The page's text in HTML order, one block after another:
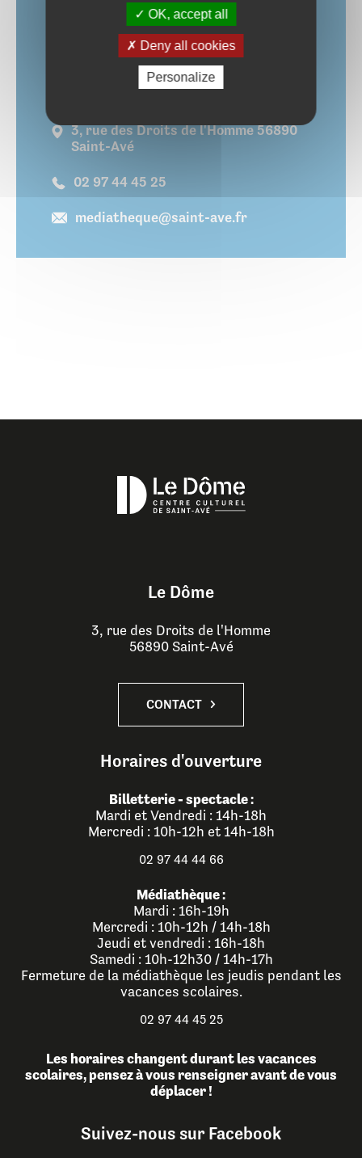
Contact
Le Dôme - Médiathèque
3, rue des Droits de l'Homme 56890
Saint-Avé
02 97 44 45 25
mediatheque@saint-ave.fr
Le Dôme
3, rue des Droits de l'Homme
56890 Saint-Avé
CONTACT
Horaires d'ouverture
Billetterie - spectacle :
Mardi et Vendredi : 14h-18h
Mercredi : 10h-12h et 14h-18h
02 97 44 44 66
Médiathèque :
Mardi : 16h-19h
Mercredi : 10h-12h / 14h-18h
Jeudi et vendredi : 16h-18h
Samedi : 10h-12h30 / 14h-17h
Fermeture de la médiathèque les jeudis pendant les
vacances scolaires.
02 97 44 45 25
Les horaires changent durant les vacances
scolaires, pensez à vous renseigner avant de vous
déplacer !
Suivez-nous sur Facebook
OK, accept all
Deny all cookies
Personalize